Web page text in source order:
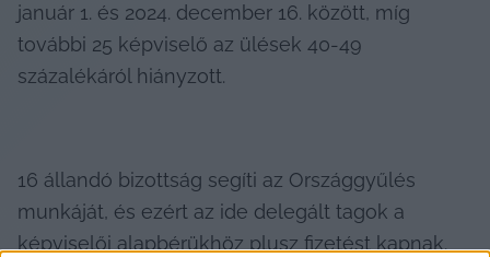
január 1. és 2024. december 16. között, míg
további 25 képviselő az ülések 40-49
százalékáról hiányzott.
16 állandó bizottság segíti az Országgyűlés
munkáját, és ezért az ide delegált tagok a
képviselői alapbérükhöz plusz fizetést kapnak.